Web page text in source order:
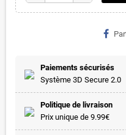
Paiements sécurisés
Système 3D Secure 2.0
Politique de livraison
Prix unique de 9.99€